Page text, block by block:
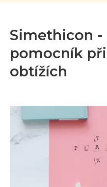
Simethicon
pomocník
obtížích